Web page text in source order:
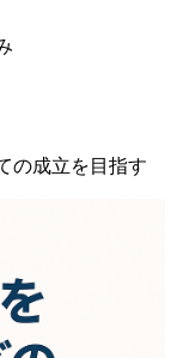
の成立を目指す